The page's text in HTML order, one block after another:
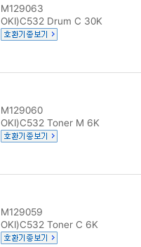
M129063
OKI)C532 Drum C 30K
M129060
OKI)C532 Toner M 6K
M129059
OKI)C532 Toner C 6K